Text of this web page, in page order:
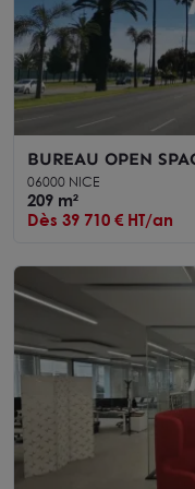
BUREAU OPEN
IMMEUBLE AVEC
VUE MER
06000 NICE
209 m²
Dès 39 710 € HT/an